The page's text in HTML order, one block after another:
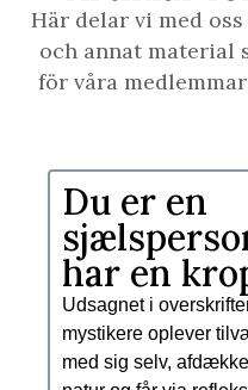
Här delar vi med
och annat material
för våra
​​Du er en
har en
Udsagnet i
mystikere oplever
med sig selv,